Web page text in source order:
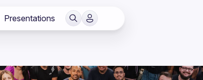
Presentations